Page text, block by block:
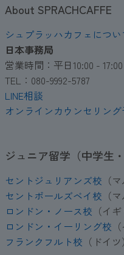
About SPRACHCAFFE
シュプラッハカフェについ
日本事務局
営業時間：平日10:00 - 17:00
TEL：080-9992-5787
LINE相談
オンラインカウンセリン
ジュニア留学（中学生・
セントジュリアンズ校 （
セントポールズベイ校 （
ロンドン・ノース校 （イ
ロンドン・イーリング校
フランクフルト校 （ドイツ）